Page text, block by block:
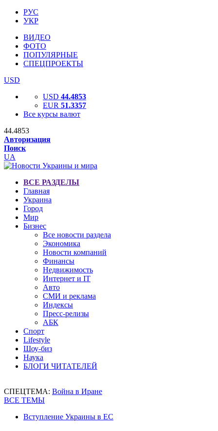
РУС
УКР
ВИДЕО
ФОТО
ПОПУЛЯРНЫЕ
СПЕЦПРОЕКТЫ
USD
USD 44.4853
EUR 51.3357
Все курсы валют
44.4853
Авторизация
Поиск
UA
ВСЕ РАЗДЕЛЫ
Главная
Украина
Город
Мир
Бизнес
Все новости раздела
Экономика
Новости компаний
Финансы
Недвижимость
Интернет и IT
Авто
СМИ и реклама
Индексы
Пресс-релизы
АБК
Спорт
Lifestyle
Шоу-биз
Наука
БЛОГИ ЧИТАТЕЛЕЙ
СПЕЦТЕМА: Война в Иране
ВСЕ ТЕМЫ
Вступление Украины в ЕС